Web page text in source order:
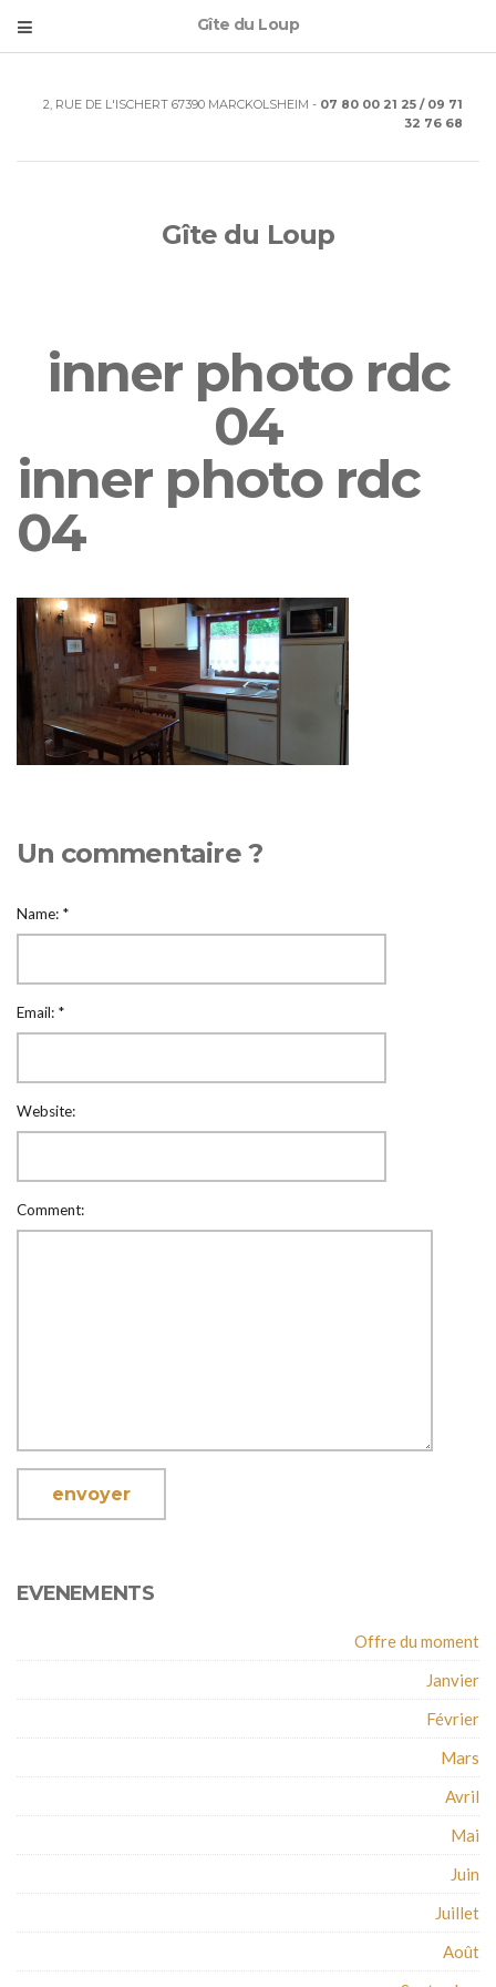
Gîte du Loup
2, RUE DE L'ISCHERT 67390 MARCKOLSHEIM - 07 80 00 21 25 / 09 71
32 76 68
Gîte du Loup
inner photo rdc
04
inner photo rdc
04
Un commentaire ?
Name: *
Email: *
Website:
Comment:
EVENEMENTS
Offre du moment
Janvier
Février
Mars
Avril
Mai
Juin
Juillet
Août